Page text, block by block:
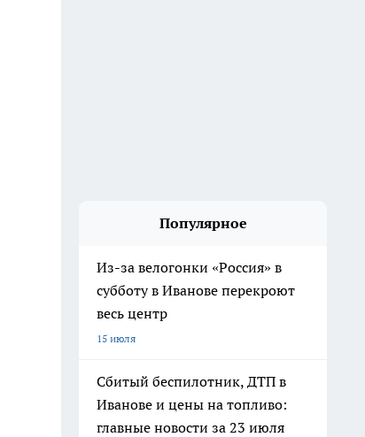
Популярное
Из-за велогонки «Россия» в
субботу в Иванове перекроют
весь центр
15 июля
Сбитый беспилотник, ДТП в
Иванове и цены на топливо:
главные новости за 23 июля